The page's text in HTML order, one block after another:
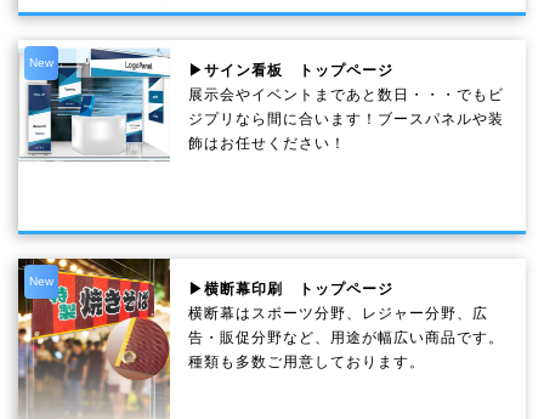
New
▶サイン看板 トップページ
展示会やイベントまであと数日・・・でもビ
ジプリなら間に合います！ブースパネルや装
飾はお任せください！
New
▶横断幕印刷 トップページ
横断幕はスポーツ分野、レジャー分野、広
告・販促分野など、用途が幅広い商品です。
種類も多数ご用意しております。